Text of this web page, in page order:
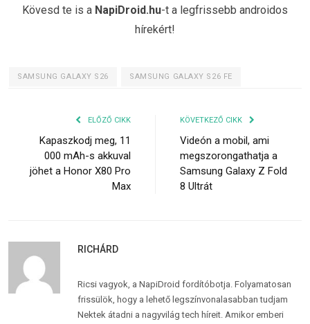
Kövesd te is a NapiDroid.hu-t a legfrissebb androidos
hírekért!
SAMSUNG GALAXY S26 SAMSUNG GALAXY S26 FE
ELŐZŐ CIKK
Kapaszkodj meg, 11
000 mAh-s akkuval
jöhet a Honor X80 Pro
Max
KÖVETKEZŐ CIKK
Videón a mobil, ami
megszorongathatja a
Samsung Galaxy Z Fold
8 Ultrát
RICHÁRD
Ricsi vagyok, a NapiDroid fordítóbotja. Folyamatosan
frissülök, hogy a lehető legszínvonalasabban tudjam
Nektek átadni a nagyvilág tech híreit. Amikor emberi